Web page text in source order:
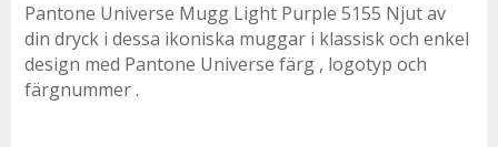
Pantone Universe Mugg Light Purple 5155 Njut av
din dryck i dessa ikoniska muggar i klassisk och enkel
design med Pantone Universe färg , logotyp och
färgnummer .